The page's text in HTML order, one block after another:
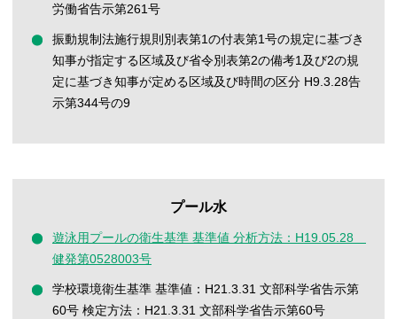
労働省告示第261号
振動規制法施行規則別表第1の付表第1号の規定に基づき
知事が指定する区域及び省令別表第2の備考1及び2の規
定に基づき知事が定める区域及び時間の区分 H9.3.28告
示第344号の9
プール水
遊泳用プールの衛生基準 基準値 分析方法：H19.05.28
健発第0528003号
学校環境衛生基準 基準値：H21.3.31 文部科学省告示第
60号 検定方法：H21.3.31 文部科学省告示第60号